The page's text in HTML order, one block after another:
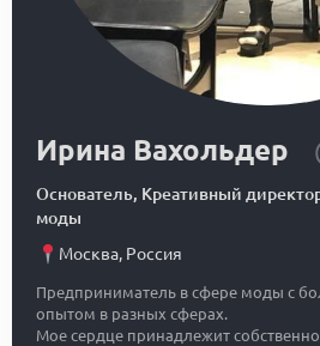
Ирина Вахольдер
Основатель, Креативный
моды
Москва, Россия
Предприниматель в сфере моды с
опытом в разных сферах.
Мое сердце принадлежит